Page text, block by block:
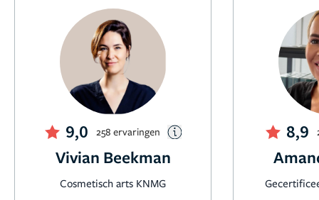
9,0 258 ervaringen
Vivian Beekman
Cosmetisch arts KNMG
8,9